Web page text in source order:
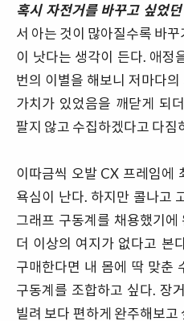
혹시 자전거를 바꾸고 싶었던
서 아는 것이 많아질수록 바
이 낫다는 생각이 든다. 애정
번의 이별을 해보니 저마다
가치가 있었음을 깨닫게 되
팔지 않고 수집하겠다고 다짐
이따금씩 오발 CX 프레임에
욕심이 난다. 하지만 콜나고
그래프 구동계를 채용했기
더 이상의 여지가 없다고 본
구매한다면 내 몸에 딱 맞춘
구동계를 조합하고 싶다. 장
빌려 보다 편하게 완주해보